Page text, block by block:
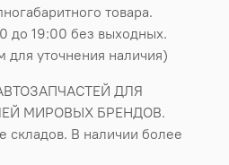
товара.
до 19:00 без выходных.
уточнения наличия)
ДЛЯ
МИРОВЫХ БРЕНДОВ.
складов. В наличии более